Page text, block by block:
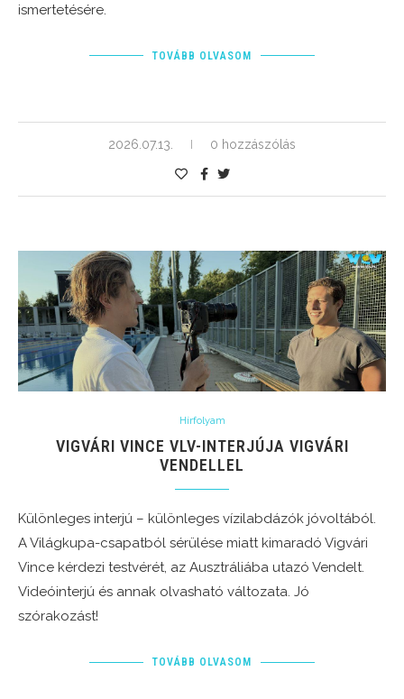
ismertetésére.
TOVÁBB OLVASOM
2026.07.13. 0 hozzászólás
Hírfolyam
VIGVÁRI VINCE VLV-INTERJÚJA VIGVÁRI
VENDELLEL
Különleges interjú – különleges vízilabdázók jóvoltából.
A Világkupa-csapatból sérülése miatt kimaradó Vigvári
Vince kérdezi testvérét, az Ausztráliába utazó Vendelt.
Videóinterjú és annak olvasható változata. Jó
szórakozást!
TOVÁBB OLVASOM